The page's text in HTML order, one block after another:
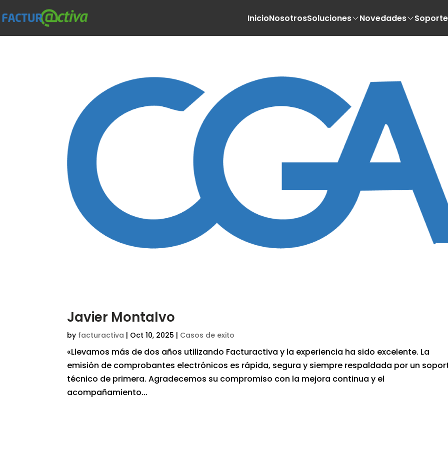
InicioNosotrosSoluciones Novedades Soporte
Javier Montalvo
by facturactiva | Oct 10, 2025 | Casos de exito
«Llevamos más de dos años utilizando Facturactiva y la experiencia ha sido excelente. La
emisión de comprobantes electrónicos es rápida, segura y siempre respaldada por un
técnico de primera. Agradecemos su compromiso con la mejora continua y el
acompañamiento...